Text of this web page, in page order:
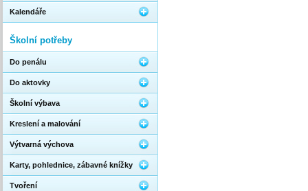
Kalendáře
Školní potřeby
Do penálu
Do aktovky
Školní výbava
Kreslení a malování
Výtvarná výchova
Karty, pohlednice, zábavné knížky
Tvoření